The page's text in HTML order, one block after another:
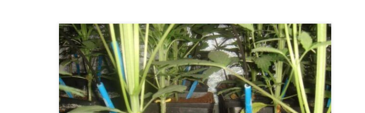
Marihuana jest jedną z niewielu roślin na świecie, obok winorośli, która zawiera dużą
liczbę terpenów. Po zmieszaniu, terpeny te generują nowe smaki i zapachy, które